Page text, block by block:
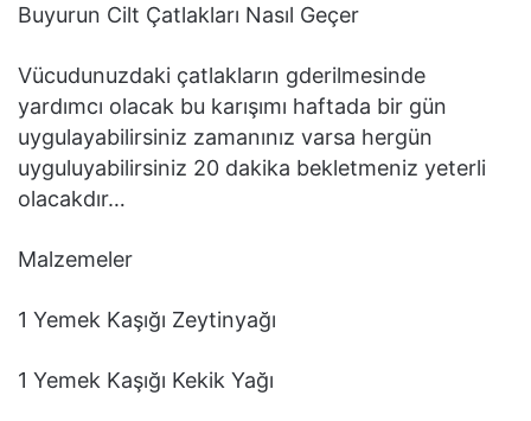
Buyurun Cilt Çatlakları Nasıl Geçer
Vücudunuzdaki çatlakların gderilmesinde
yardımcı olacak bu karışımı haftada bir gün
uygulayabilirsiniz zamanınız varsa hergün
uyguluyabilirsiniz 20 dakika bekletmeniz yeterli
olacakdır…
Malzemeler
1 Yemek Kaşığı Zeytinyağı
1 Yemek Kaşığı Kekik Yağı